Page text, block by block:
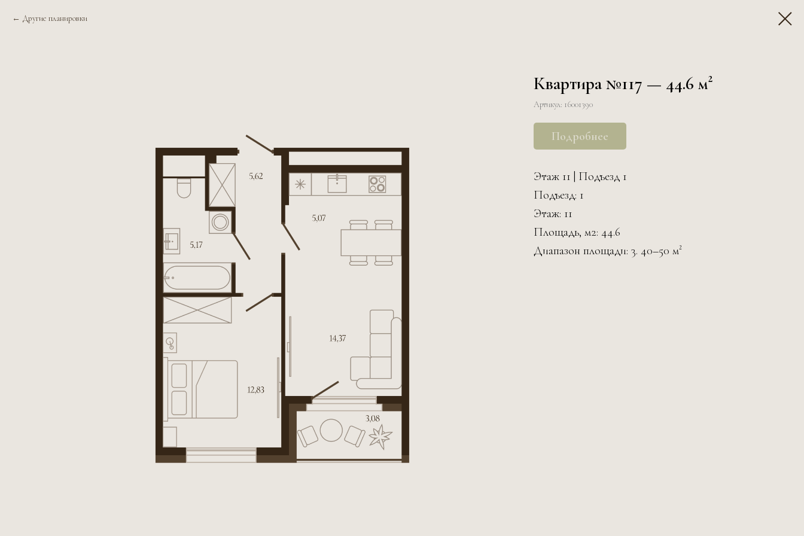
Другие планировки
Квартира №117 — 44.6 м²
Артикул: 16001390
Подробнее
Этаж 11 | Подъезд 1
Подъезд: 1
Этаж: 11
Площадь, м2: 44.6
Диапазон площади: 3. 40–50 м²